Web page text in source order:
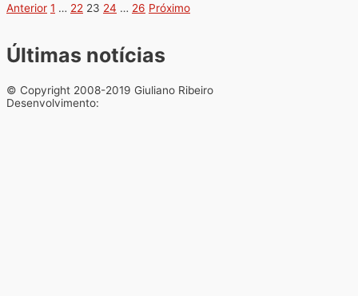
Anterior 1 … 22 23 24 … 26 Próximo
Últimas notícias
© Copyright 2008-2019 Giuliano Ribeiro
Desenvolvimento: